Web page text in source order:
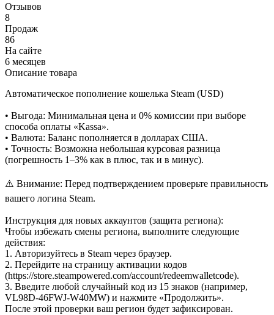
Отзывов
8
Продаж
86
На сайте
6 месяцев
Описание товара
Автоматическое пополнение кошелька Steam (USD)
• Выгода: Минимальная цена и 0% комиссии при выборе
способа оплаты «Kassa».
• Валюта: Баланс пополняется в долларах США.
• Точность: Возможна небольшая курсовая разница
(погрешность 1–3% как в плюс, так и в минус).
⚠️ Внимание: Перед подтверждением проверьте правильность
вашего логина Steam.
Инструкция для новых аккаунтов (защита региона):
Чтобы избежать смены региона, выполните следующие
действия:
1. Авторизуйтесь в Steam через браузер.
2. Перейдите на страницу активации кодов
(https://store.steampowered.com/account/redeemwalletcode).
3. Введите любой случайный код из 15 знаков (например,
VL98D-46FWJ-W40MW) и нажмите «Продолжить».
После этой проверки ваш регион будет зафиксирован.